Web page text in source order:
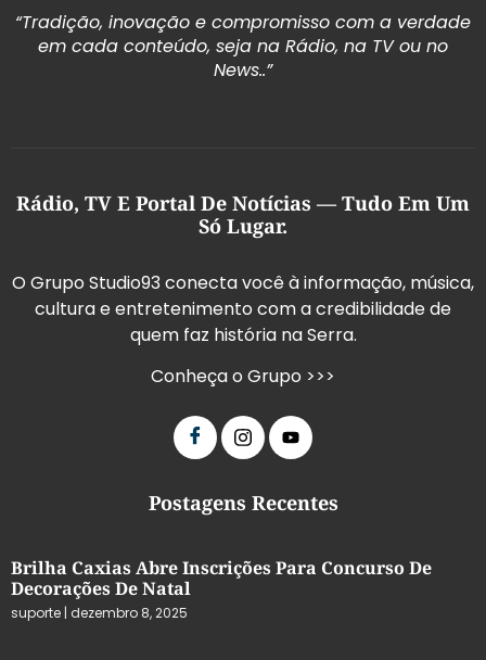
“Tradição, inovação e compromisso com a verdade
em cada conteúdo, seja na Rádio, na TV ou no
News..”
Rádio, TV E Portal De Notícias — Tudo Em Um
Só Lugar.
O Grupo Studio93 conecta você à informação, música,
cultura e entretenimento com a credibilidade de
quem faz história na Serra.
Conheça o Grupo >>>
Postagens Recentes
Brilha Caxias Abre Inscrições Para Concurso De
Decorações De Natal
suporte dezembro 8, 2025